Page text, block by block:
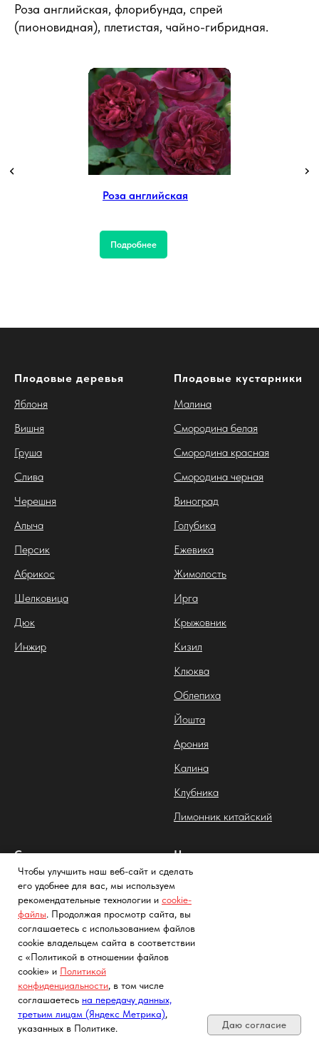
Роза английская, флорибунда, спрей
(пионовидная), плетистая, чайно-гибридная.
Роза английская
Подробнее
Плодовые деревья
Яблоня
Вишня
Груша
Слива
Черешня
Алыча
Персик
Абрикос
Шелковица
Дюк
Инжир
Плодовые кустарники
Малина
Смородина белая
Смородина красная
Смородина черная
Виноград
Голубика
Ежевика
Жимолость
Ирга
Крыжовник
Кизил
Клюква
Облепиха
Йошта
Арония
Калина
Клубника
Лимонник китайский
Садовые растения
Хвойные растения
Декоративные растения
Лиственные растения
Цветы
Гортензия
Tree Сада
Чтобы улучшить наш веб-сайт и сделать
его удобнее для вас, мы используем
рекомендательные технологии и cookie-
файлы. Продолжая просмотр сайта, вы
соглашаетесь с использованием файлов
cookie владельцем сайта в соответствии
с «Политикой в отношении файлов
cookie» и Политикой
конфиденциальности, в том числе
соглашаетесь на передачу данных,
третьим лицам (Яндекс Метрика),
указанных в Политике.
Даю согласие